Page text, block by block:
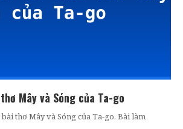
Mây và Sóng của Ta-go
thơ Mây và Sóng của Ta-go. Bài làm